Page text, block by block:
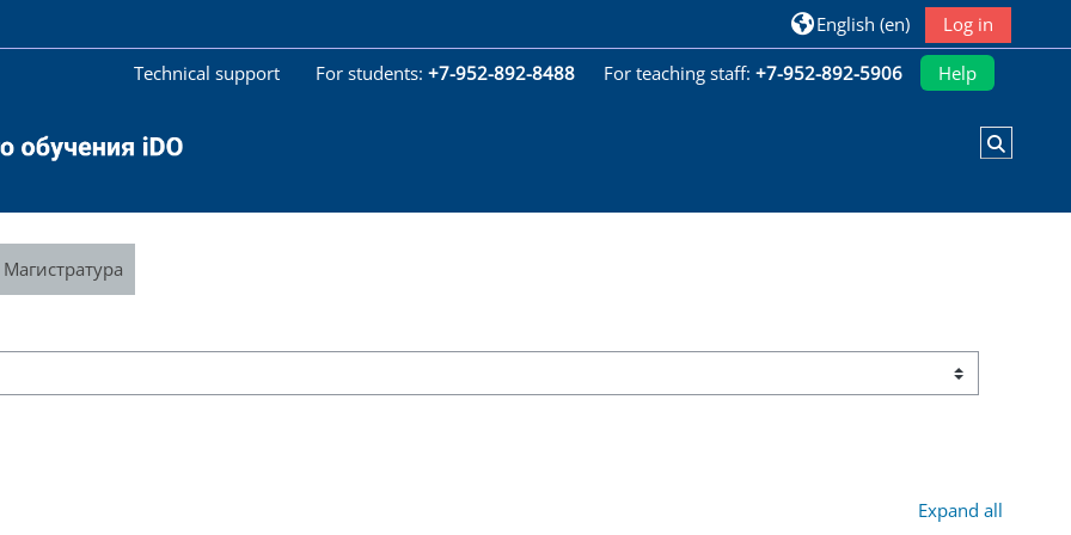
English ‎(en)‎ Log in
Technical support For students:+7-952-892-8488 For teaching staff:+7-952-892-5906 Help
Магистратура
Expand all